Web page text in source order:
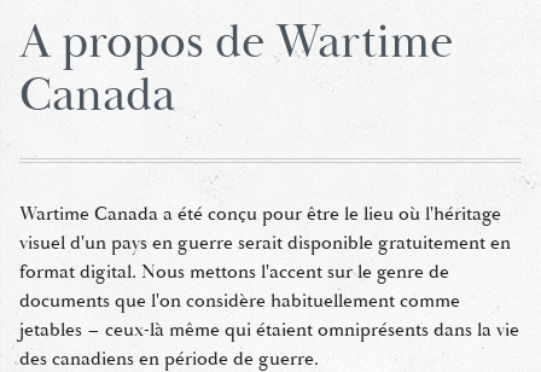
A propos de Wartime
Canada
Wartime Canada a été conçu pour être le lieu où l'héritage
visuel d'un pays en guerre serait disponible gratuitement en
format digital. Nous mettons l'accent sur le genre de
documents que l'on considère habituellement comme
jetables – ceux-là même qui étaient omniprésents dans la vie
des canadiens en période de guerre.